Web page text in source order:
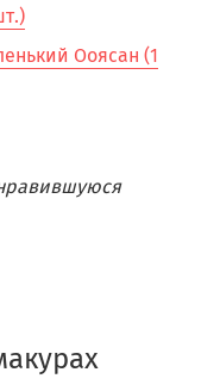
Ооясан (1